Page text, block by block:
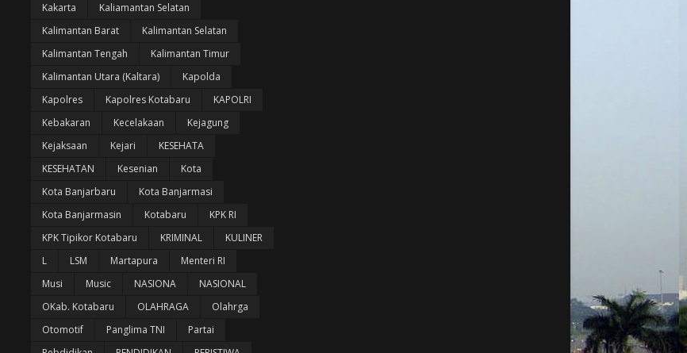
Kakarta
Kaliamantan Selatan
Kalimantan Barat
Kalimantan Selatan
Kalimantan Tengah
Kalimantan Timur
Kalimantan Utara (Kaltara)
Kapolda
Kapolres
Kapolres Kotabaru
KAPOLRI
Kebakaran
Kecelakaan
Kejagung
Kejaksaan
Kejari
KESEHATA
KESEHATAN
Kesenian
Kota
Kota Banjarbaru
Kota Banjarmasi
Kota Banjarmasin
Kotabaru
KPK RI
KPK Tipikor Kotabaru
KRIMINAL
KULINER
L
LSM Martapura
Menteri RI
Musi
Music NASIONA
NASIONAL
OKab. Kotabaru
OLAHRAGA
Olahrga
Otomotif
Panglima TNI
Partai